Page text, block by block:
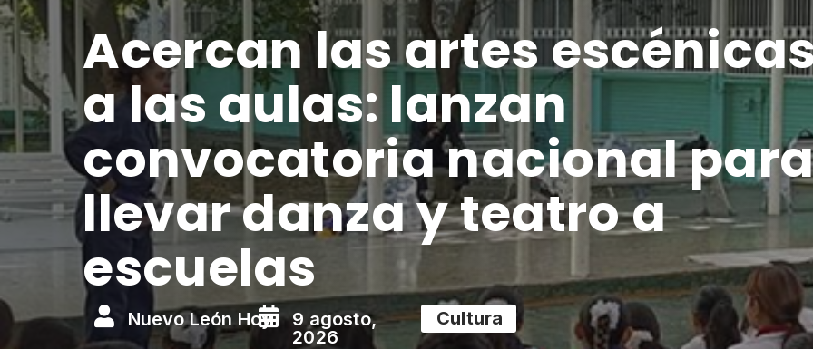
Acercan las artes
a las aulas: lanzan
convocatoria nacional
llevar danza y teatro a
escuelas
 Nuevo León Hoy

9 agosto,
2026
Cultura